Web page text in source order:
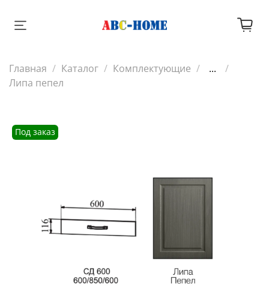
Главная Каталог Комплектующие
...
Липа пепел
Под заказ